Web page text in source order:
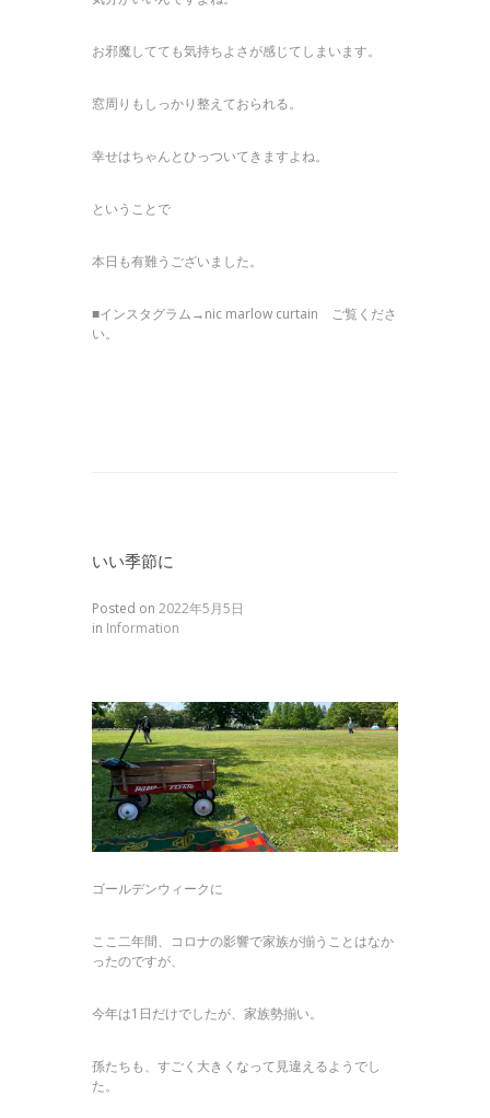
お邪魔してても気持ちよさが感じてしまいます。
窓周りもしっかり整えておられる。
幸せはちゃんとひっついてきますよね。
ということで
本日も有難うございました。
■インスタグラム→nic marlow curtain ご覧くださ
い。
いい季節に
Posted on 2022年5月5日
in Information
ゴールデンウィークに
ここ二年間、コロナの影響で家族が揃うことはなか
ったのですが、
今年は1日だけでしたが、家族勢揃い。
孫たちも、すごく大きくなって見違えるようでし
た。